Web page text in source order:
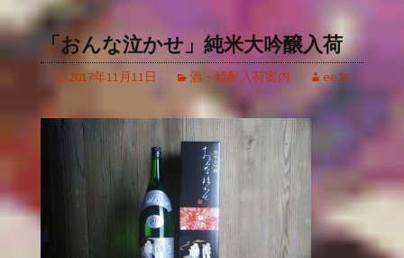
「おんな泣かせ」純米大吟醸入荷
2017年11月11日 酒・焼酎入荷案内 ee26